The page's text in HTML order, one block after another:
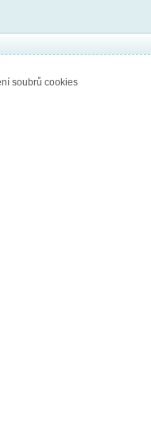
soubrů cookies